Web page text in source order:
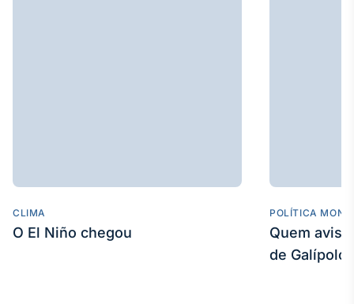
CLIMA
O El Niño chegou
POLÍTICA
Quem
de Galípolo